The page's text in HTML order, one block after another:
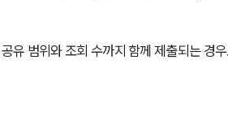
유 범위와 조회 수까지 함께 제출되는 경